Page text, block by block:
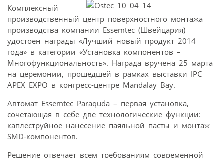
Комплексный
производственный центр поверхностного монтажа
производства компании Essemtec (Швейцария)
удостоен награды «Лучший новый продукт 2014
года» в категории «Установка компонентов –
Многофункциональность». Награда вручена 25 марта
на церемонии, прошедшей в рамках выставки IPC
APEX EXPO в конгресс-центре Mandalay Bay.
Автомат Essemtec Paraquda – первая установка,
сочетающая в себе две технологические функции:
каплеструйное нанесение паяльной пасты и монтаж
SMD-компонентов.
Решение отвечает всем требованиям современной